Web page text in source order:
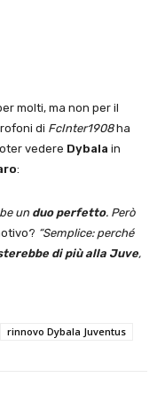
molti, ma non per il
di FcInter1908ha
vedere Dybala in
:
un duo perfetto. Però
“Semplice: perché
di più alla Juve,
rinnovo Dybala Juventus